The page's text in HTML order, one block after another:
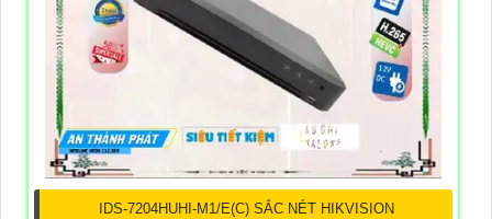
IDS-7204HUHI-M1/E(C) SẮC NÉT HIKVISION